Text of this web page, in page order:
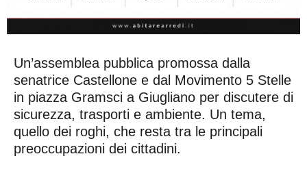
Un’assemblea pubblica promossa dalla
senatrice Castellone e dal Movimento 5 Stelle
in piazza Gramsci a Giugliano per discutere di
sicurezza, trasporti e ambiente. Un tema,
quello dei roghi, che resta tra le principali
preoccupazioni dei cittadini.